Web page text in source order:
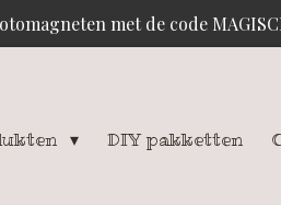
met de code
DIY pakketten